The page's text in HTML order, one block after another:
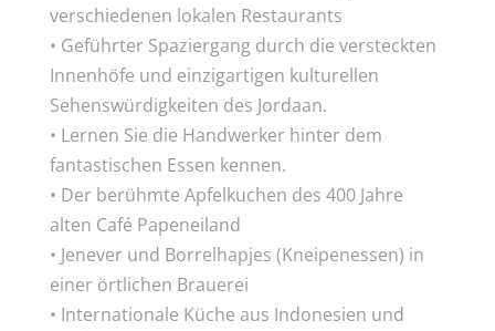
verschiedenen lokalen Restaurants
• Geführter Spaziergang durch die versteckten
Innenhöfe und einzigartigen kulturellen
Sehenswürdigkeiten des Jordaan.
• Lernen Sie die Handwerker hinter dem
fantastischen Essen kennen.
• Der berühmte Apfelkuchen des 400 Jahre
alten Café Papeneiland
• Jenever und Borrelhapjes (Kneipenessen) in
einer örtlichen Brauerei
• Internationale Küche aus Indonesien und